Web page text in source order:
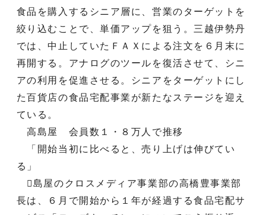
食品を購入するシニア層に、営業のターゲットを
絞り込むことで、単価アップを狙う。三越伊勢丹
では、中止していたＦＡＸによる注文を６月末に
再開する。アナログのツールを復活させて、シニ
アの利用を促進させる。シニアをターゲットにし
た百貨店の食品宅配事業が新たなステージを迎え
ている。
高島屋 会員数１・８万人で推移
「開始当初に比べると、売り上げは伸びてい
る」
島屋のクロスメディア事業部の高橋豊事業部
長は、６月で開始から１年が経過する食品宅配サ